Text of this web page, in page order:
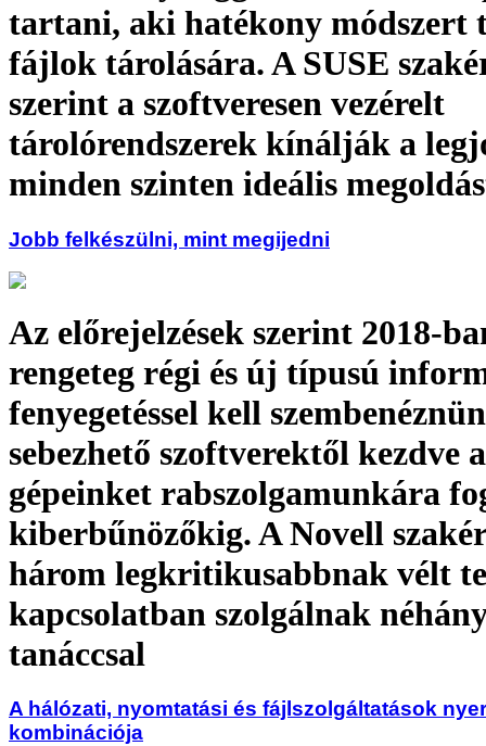
tartani, aki hatékony módszert
fájlok tárolására. A SUSE
szerint a szoftveresen vezérelt
tárolórendszerek kínálják a
minden szinten ideális
Jobb felkészülni, mint megijedni
Az előrejelzések szerint 2018-
rengeteg régi és új típusú
fenyegetéssel kell
sebezhető szoftverektől kezdve a
gépeinket rabszolgamunkára
kiberbűnözőkig. A Novell
három legkritikusabbnak vélt
kapcsolatban szolgálnak
tanáccsal
A hálózati, nyomtatási és fájlszolgáltatások
kombinációja